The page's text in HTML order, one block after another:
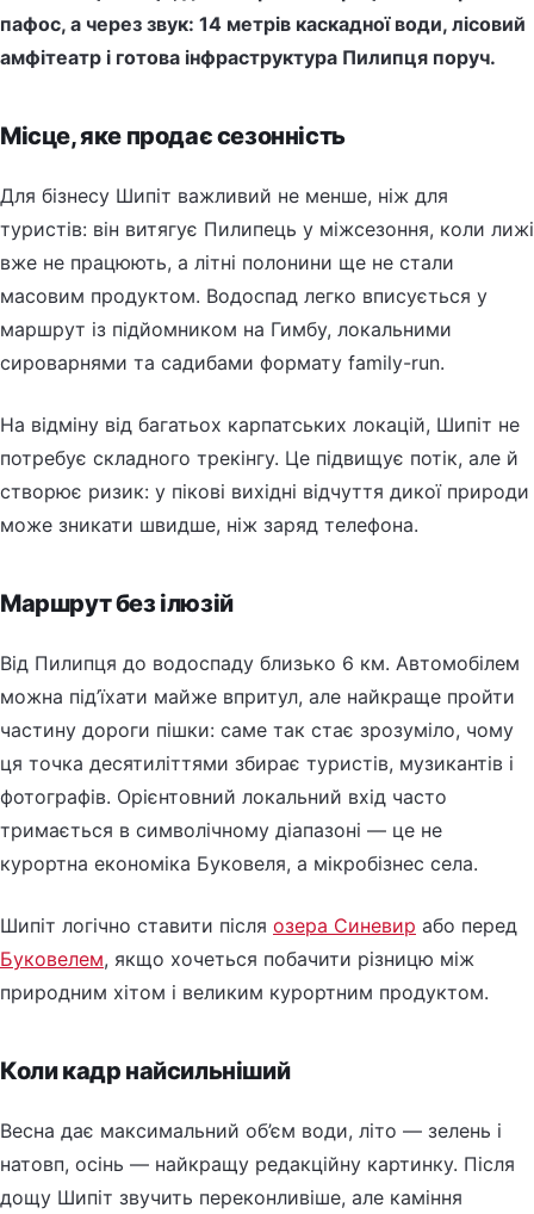
пафос, а через звук: 14 метрів каскадної води, лісовий
амфітеатр і готова інфраструктура Пилипця поруч.
Місце, яке продає сезонність
Для бізнесу Шипіт важливий не менше, ніж для
туристів: він витягує Пилипець у міжсезоння, коли лижі
вже не працюють, а літні полонини ще не стали
масовим продуктом. Водоспад легко вписується у
маршрут із підйомником на Гимбу, локальними
сироварнями та садибами формату family-run.
На відміну від багатьох карпатських локацій, Шипіт не
потребує складного трекінгу. Це підвищує потік, але й
створює ризик: у пікові вихідні відчуття дикої природи
може зникати швидше, ніж заряд телефона.
Маршрут без ілюзій
Від Пилипця до водоспаду близько 6 км. Автомобілем
можна під’їхати майже впритул, але найкраще пройти
частину дороги пішки: саме так стає зрозуміло, чому
ця точка десятиліттями збирає туристів, музикантів і
фотографів. Орієнтовний локальний вхід часто
тримається в символічному діапазоні — це не
курортна економіка Буковеля, а мікробізнес села.
Шипіт логічно ставити після озера Синевир або перед
Буковелем, якщо хочеться побачити різницю між
природним хітом і великим курортним продуктом.
Коли кадр найсильніший
Весна дає максимальний об’єм води, літо — зелень і
натовп, осінь — найкращу редакційну картинку. Після
дощу Шипіт звучить переконливіше, але каміння